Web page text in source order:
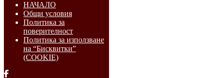
НАЧАЛО
Общи условия
Политика за
поверителност
Политика за използване
на “Бисквитки”
(COOKIE)